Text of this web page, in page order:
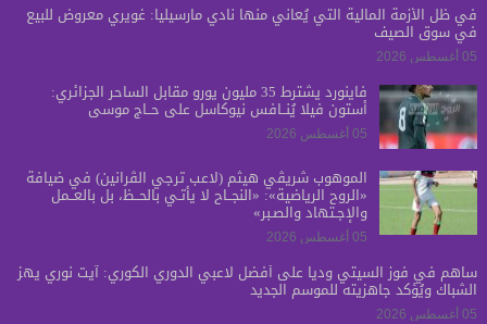
في ظل الأزمة المالية التي يُعاني منها نادي مارسيليا: غويري معروض للبيع
في سوق الصيف
05 أغسطس 2026
فاينورد يشترط 35 مليون يورو مقابل الساحر الجزائري:
أستون فيلا يُنــافس نيوكاسل على حــاج موسى
05 أغسطس 2026
الموهوب شريڤي هيثم (لاعب ترجي الڤرانين) في ضيافة
«الروح الرياضية»: «النجــاح لا يأتـي بالحــظ، بل بالعــمل
والإجـتهاد والصـبر»
05 أغسطس 2026
ساهم في فوز السيتي ودياً على أفضل لاعبي الدوري الكوري: آيت نوري يهز
الشباك ويُؤكد جاهزيته للموسم الجديد
05 أغسطس 2026